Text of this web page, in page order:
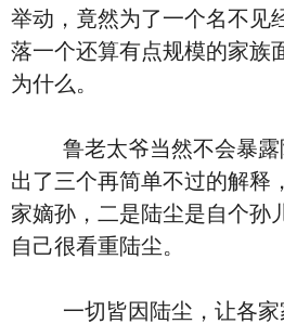
举动，竟然为了一个名不见
落一个还算有点规模的家族
为什么。
鲁老太爷当然不会暴露
出了三个再简单不过的解释
家嫡孙，二是陆尘是自个孙
自己很看重陆尘。
一切皆因陆尘，让各家